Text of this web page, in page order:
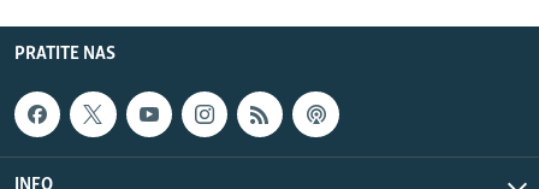
PRATITE NAS
INFO